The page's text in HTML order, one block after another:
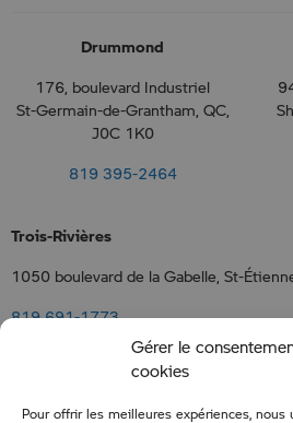
Gérer le
cookies
Pour offrir les meilleures expériences,
Drummond
176, boulevard Industriel
St-Germain-de-Grantham, QC,
J0C 1K0
819 395-2464
Trois-Rivières
1050 boulevard de la Gabelle, St-
819 691-1773